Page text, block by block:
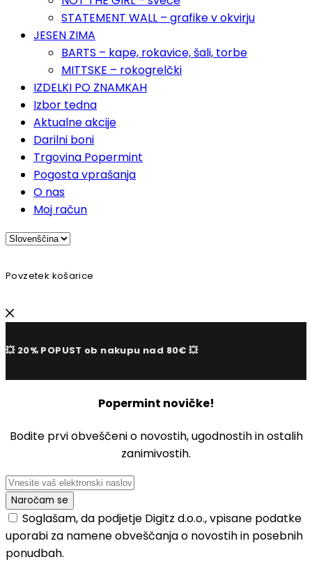
STATEMENT WALL – grafike v okvirju
JESEN ZIMA
BARTS – kape, rokavice, šali, torbe
MITTSKE – rokogrelčki
IZDELKI PO ZNAMKAH
Izbor tedna
Aktualne akcije
Darilni boni
Trgovina Popermint
Pogosta vprašanja
O nas
Moj račun
Povzetek košarice
💥 20% POPUST ob nakupu nad 80€ 💥
Popermint novičke!
Bodite prvi obveščeni o novostih, ugodnostih in ostalih
zanimivostih.
Soglašam, da podjetje Digitz d.o.o., vpisane podatke
uporabi za namene obveščanja o novostih in posebnih
ponudbah.